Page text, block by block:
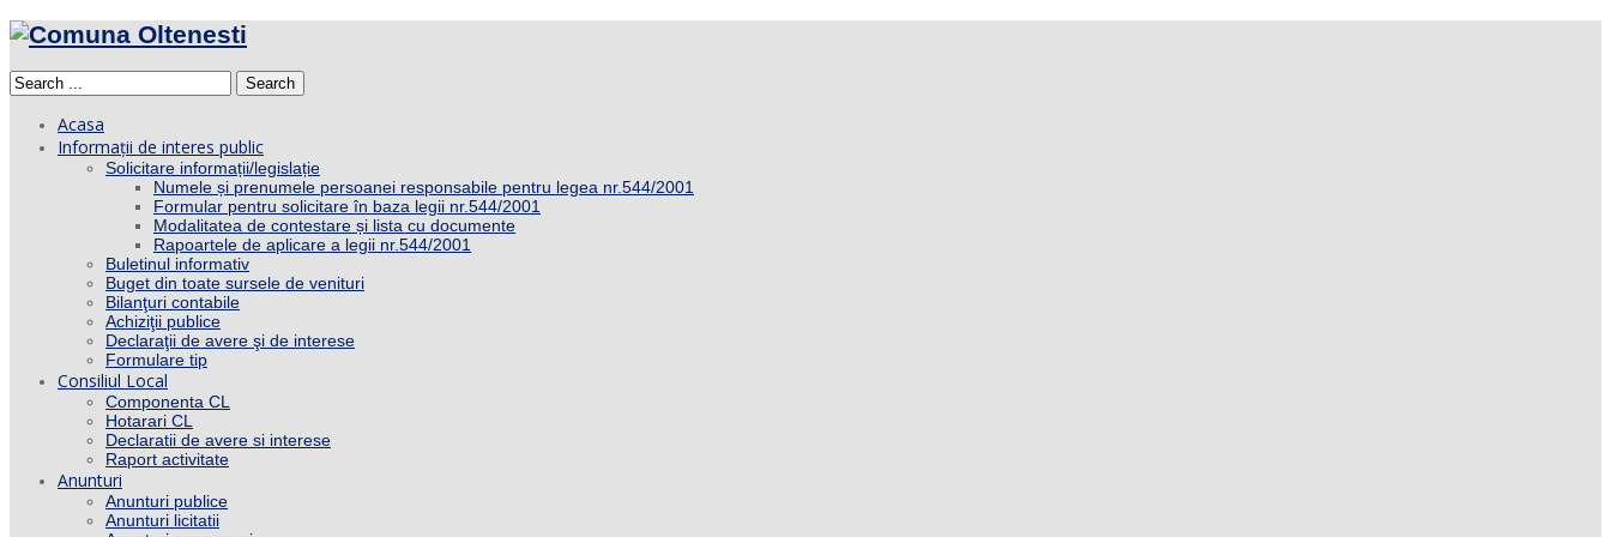
Search
Acasa
Informații de interes public
Solicitare informații/legislație
Numele și prenumele persoanei responsabile pentru legea nr.544/2001
Formular pentru solicitare în baza legii nr.544/2001
Modalitatea de contestare și lista cu documente
Rapoartele de aplicare a legii nr.544/2001
Buletinul informativ
Buget din toate sursele de venituri
Bilanţuri contabile
Achiziţii publice
Declaraţii de avere şi de interese
Formulare tip
Consiliul Local
Componenta CL
Hotarari CL
Declaratii de avere si interese
Raport activitate
Anunturi
Anunturi publice
Anunturi licitatii